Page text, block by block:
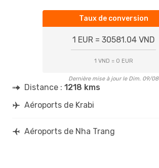
Taux de conversion
1 EUR = 30581.04 VND
1 VND = 0 EUR
Dernière mise à jour le Dim. 09/08
Distance : 1218 kms
Aéroports de Krabi
Aéroports de Nha Trang